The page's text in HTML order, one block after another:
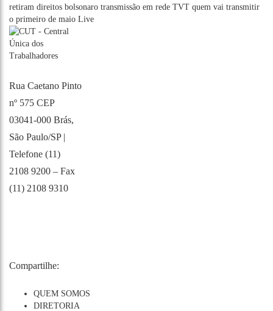
retiram direitos bolsonaro transmissão em rede TVT quem vai transmitir
o primeiro de maio Live
Rua Caetano Pinto
nº 575 CEP
03041-000 Brás,
São Paulo/SP |
Telefone (11)
2108 9200 – Fax
(11) 2108 9310
Compartilhe:
QUEM SOMOS
DIRETORIA